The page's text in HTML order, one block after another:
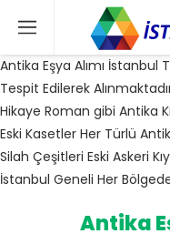
Antika Eşya Alımı İstanbul
Tespit Edilerek
Hikaye Roman gibi Antika
Eski Kasetler Her Türlü
Silah Çeşitleri Eski Askeri
İstanbul Geneli Her
Antika